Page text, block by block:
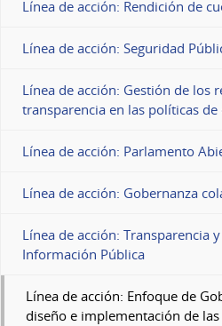
Línea de acción: Rendición de
Línea de acción: Seguridad
Línea de acción: Gestión de los
transparencia en las políticas
Línea de acción: Parlamento
Línea de acción: Gobernanza
Línea de acción: Transparencia
Información Pública
Línea de acción: Enfoque de
diseño e implementación de